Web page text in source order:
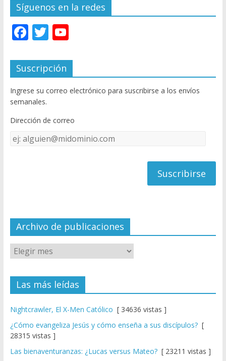
Síguenos en la redes
F
e
b
o
o
k
T
itt
er
Y
u
T
u
e
C
el
Suscripción
Ingrese su correo electrónico para suscribirse a los envíos
semanales.
Dirección de correo
Dirección
de
Archivo de publicaciones
Las más leídas
Nightcrawler, El X-Men Católico [ 34636 vistas ]
¿Cómo evangeliza Jesús y cómo enseña a sus discípulos?[
28315 vistas ]
Las bienaventuranzas: ¿Lucas versus Mateo?[ 23211 vistas ]